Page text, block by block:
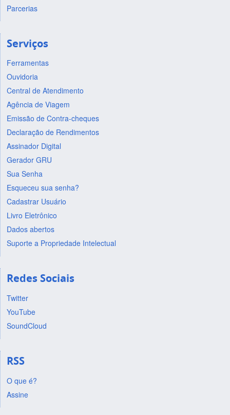
Parcerias
Serviços
Ferramentas
Ouvidoria
Central de Atendimento
Agência de Viagem
Emissão de Contra-cheques
Declaração de Rendimentos
Assinador Digital
Gerador GRU
Sua Senha
Esqueceu sua senha?
Cadastrar Usuário
Livro Eletrônico
Dados abertos
Suporte a Propriedade Intelectual
Redes Sociais
Twitter
YouTube
SoundCloud
RSS
O que é?
Assine